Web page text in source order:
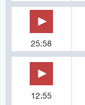
25:58
12:55